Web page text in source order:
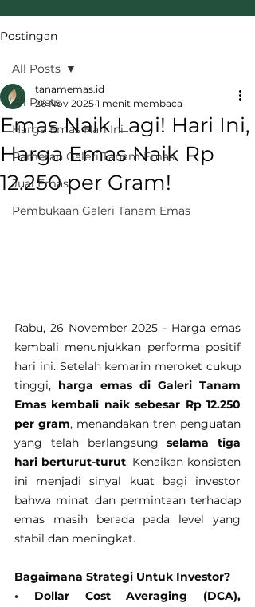
Postingan
All Posts
Harga Emas Hari Ini
Pameran Galeri Tanam Emas
Jual Emas
Pembukaan Galeri Tanam Emas
All Posts
Emas Naik Lagi! Hari Ini,
Harga Emas Naik Rp
12.250 per Gram!
tanamemas.id
26 Nov 2025 1 menit membaca
Rabu, 26 November 2025 - Harga emas
kembali menunjukkan performa positif
hari ini. Setelah kemarin meroket cukup
tinggi, harga emas di Galeri Tanam
Emas kembali naik sebesar Rp 12.250
per gram, menandakan tren penguatan
yang telah berlangsung selama tiga
hari berturut-turut. Kenaikan konsisten
ini menjadi sinyal kuat bagi investor
bahwa minat dan permintaan terhadap
emas masih berada pada level yang
stabil dan meningkat.
Bagaimana Strategi Untuk Investor?